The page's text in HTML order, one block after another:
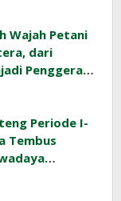
Wajah Petani
dari
Penggerak
Periode I-
Tembus